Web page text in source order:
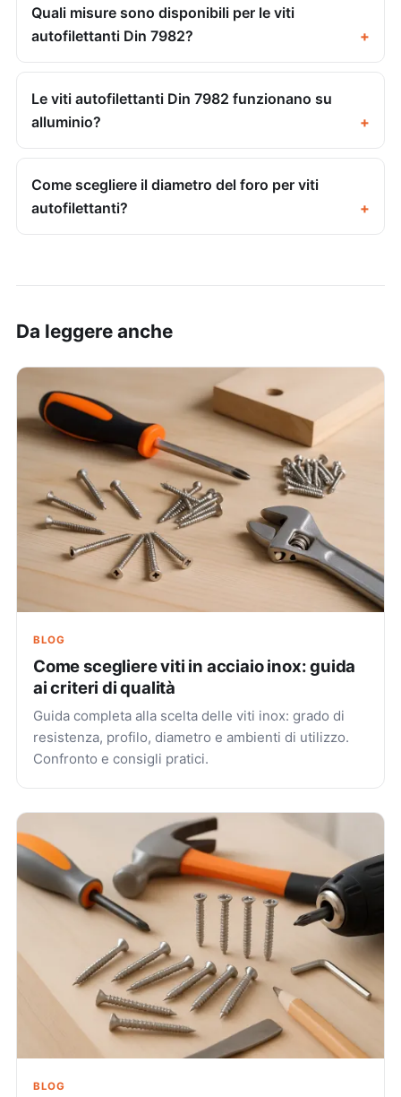
Quali misure sono disponibili per le viti
autofilettanti Din 7982?
Le viti autofilettanti Din 7982 funzionano su
alluminio?
Come scegliere il diametro del foro per viti
autofilettanti?
Da leggere anche
BLOG
Come scegliere viti in acciaio inox: guida
ai criteri di qualità
Guida completa alla scelta delle viti inox: grado di
resistenza, profilo, diametro e ambienti di utilizzo.
Confronto e consigli pratici.
BLOG